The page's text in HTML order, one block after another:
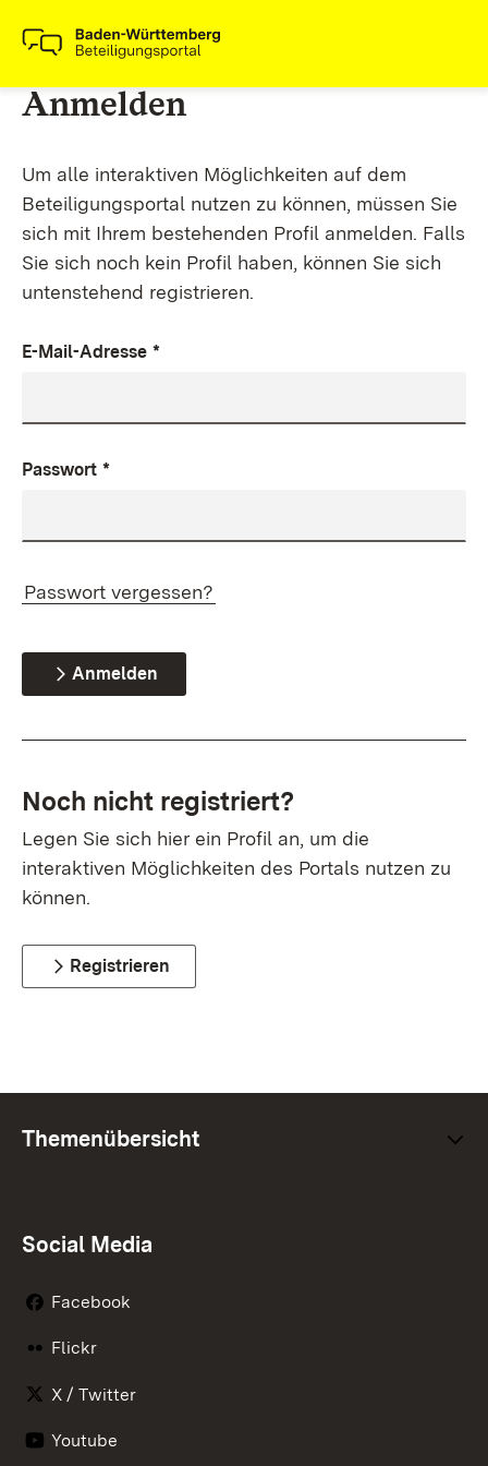
Anmelden
Um alle interaktiven Möglichkeiten auf dem
Beteiligungsportal nutzen zu können, müssen Sie
sich mit Ihrem bestehenden Profil anmelden. Falls
Sie sich noch kein Profil haben, können Sie sich
untenstehend registrieren.
E-Mail-Adresse *
Passwort *
Passwort vergessen?
Anmelden
Noch nicht registriert?
Legen Sie sich hier ein Profil an, um die
interaktiven Möglichkeiten des Portals nutzen zu
können.
Registrieren
Themenübersicht
Social Media
Facebook
Flickr
X / Twitter
Youtube